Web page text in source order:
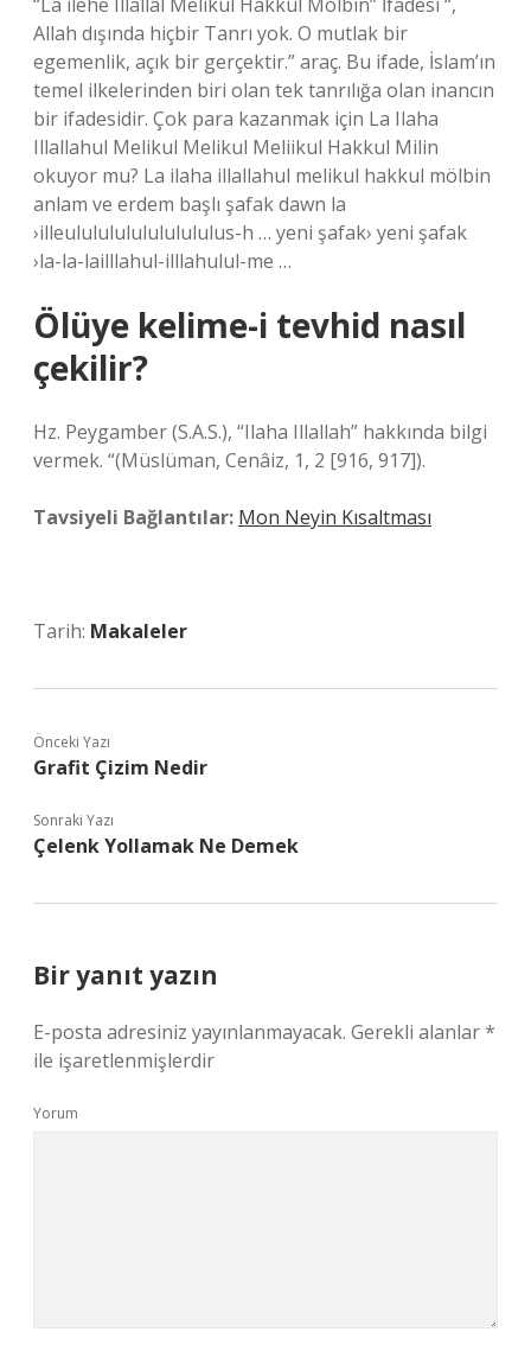
Allah dışında hiçbir Tanrı yok. O mutlak bir
egemenlik, açık bir gerçektir.” araç. Bu ifade, İslam’ın
temel ilkelerinden biri olan tek tanrılığa olan inancın
bir ifadesidir. Çok para kazanmak için La Ilaha
Illallahul Melikul Melikul Meliikul Hakkul Milin
okuyor mu? La ilaha illallahul melikul hakkul mölbin
anlam ve erdem başlı şafak dawn la
›illeulululululululululus-h … yeni şafak› yeni şafak
›la-la-lailllahul-illlahulul-me …
Ölüye kelime-i tevhid nasıl
çekilir?
Hz. Peygamber (S.A.S.), “Ilaha Illallah” hakkında bilgi
vermek. “(Müslüman, Cenâiz, 1, 2 [916, 917]).
Tavsiyeli Bağlantılar: Mon Neyin Kısaltması
Tarih: Makaleler
Önceki Yazı
Grafit Çizim Nedir
Sonraki Yazı
Çelenk Yollamak Ne Demek
Bir yanıt yazın
E-posta adresiniz yayınlanmayacak. Gerekli alanlar*
ile işaretlenmişlerdir
Yorum